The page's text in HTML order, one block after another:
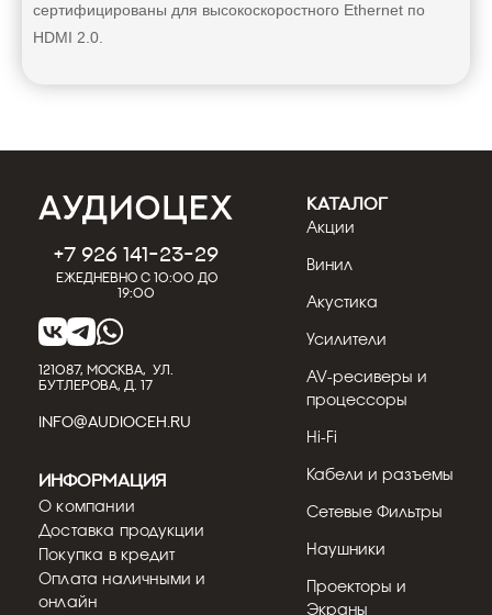
сертифицированы для высокоскоростного Ethernet по
HDMI 2.0.
+7 926 141-23-29
Ежедневно с 10:00 до
19:00
121087, МОСКВА, УЛ.
БУТЛЕРОВА, Д. 17
INFO@AUDIOCEH.RU
КАТАЛОГ
Акции
Винил
Акустика
Усилители
AV-ресиверы и
процессоры
Hi-Fi
Кабели и разъемы
Сетевые Фильтры
Наушники
Проекторы и
Экраны
Информация
О компании
Доставка продукции
Покупка в кредит
Оплата наличными и
онлайн